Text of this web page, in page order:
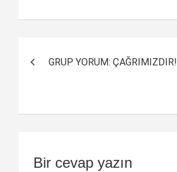
GRUP YORUM: ÇAĞRIMIZDIR!
Bir cevap yazın